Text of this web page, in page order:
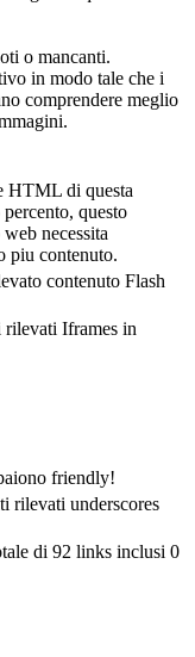
o mancanti.
in modo tale che i
comprendere meglio
HTML di questa
questo
necessita
piu contenuto.
contenuto Flash
rilevati Iframes in
friendly!
rilevati underscores
di 92 links inclusi 0